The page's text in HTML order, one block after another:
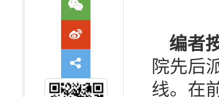
编者
院先后
线。在